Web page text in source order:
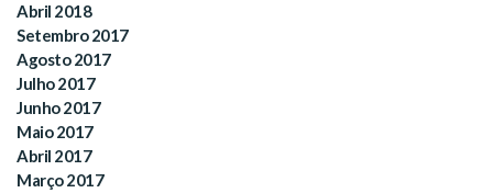
Abril 2018
Setembro 2017
Agosto 2017
Julho 2017
Junho 2017
Maio 2017
Abril 2017
Março 2017